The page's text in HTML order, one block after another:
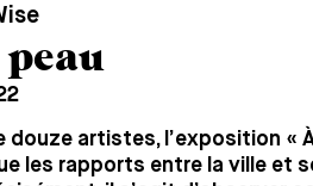
douze artistes, l’exposition «
les rapports entre la ville et